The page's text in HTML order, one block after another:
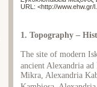
URL: <http://www.ehw.gr/
1. Topography –
The site of modern
ancient Alexandria ad
Mikra, Alexandria